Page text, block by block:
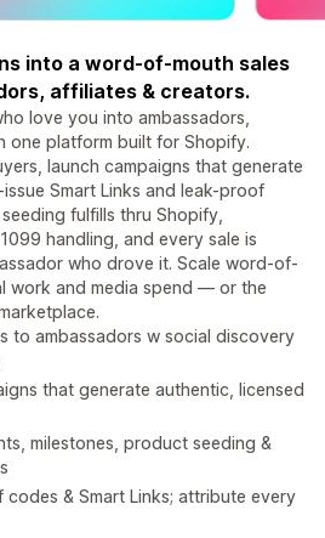
into a word-of-mouth sales
affiliates & creators.
love you into ambassadors,
one platform built for Shopify.
launch campaigns that generate
Smart Links and leak-proof
fulfills thru Shopify,
handling, and every sale is
who drove it. Scale word-of-
work and media spend — or the
to ambassadors w social discovery
that generate authentic, licensed
milestones, product seeding &
codes & Smart Links; attribute every